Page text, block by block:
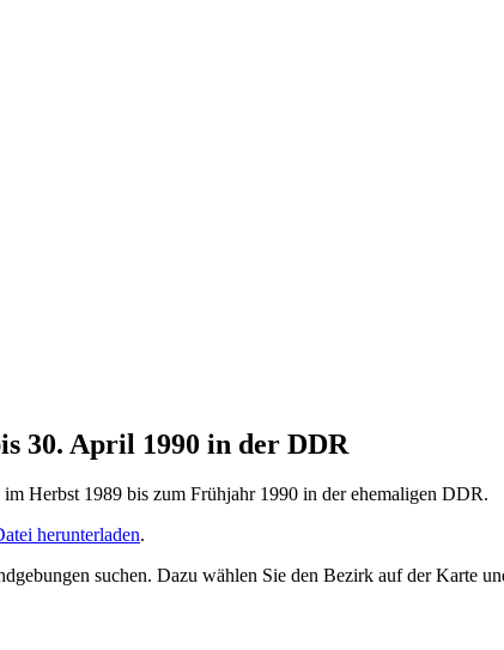
30. April 1990 in der DDR
Herbst 1989 bis zum Frühjahr 1990 in der ehemaligen DDR.
herunterladen.
suchen. Dazu wählen Sie den Bezirk auf der Karte